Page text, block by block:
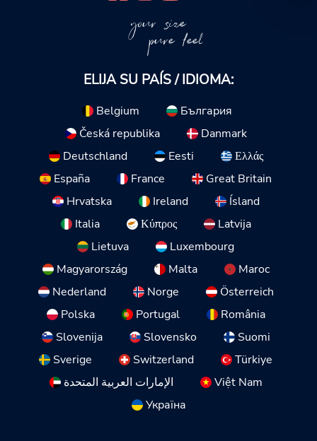
your size
pure feel
ELIJA SU PAÍS / IDIOMA:
Belgium
България
Česká republika
Danmark
Deutschland
Eesti
Ελλάς
España
France
Great Britain
Hrvatska
Ireland
Ísland
Italia
Κύπρος
Latvija
Lietuva
Luxembourg
Magyarország
Malta
Maroc
Nederland
Norge
Österreich
Polska
Portugal
România
Slovenija
Slovensko
Suomi
Sverige
Switzerland
Türkiye
الإمارات العربية المتحدة
Việt Nam
Україна